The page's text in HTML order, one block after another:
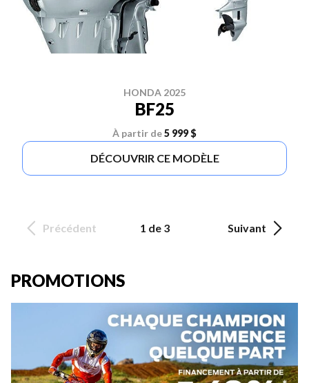
HONDA 2025
BF25
À partir de5 999 $
DÉCOUVRIR CE MODÈLE
Précédent 1 de 3 Suivant
PROMOTIONS